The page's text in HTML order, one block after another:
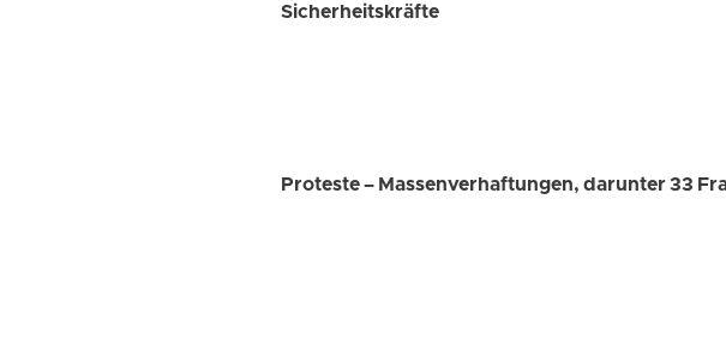
Sicherheitskräfte
Proteste – Massenverhaftungen, darunter 33